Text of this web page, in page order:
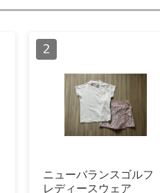
ニューバランスゴルフ
レディースウェア